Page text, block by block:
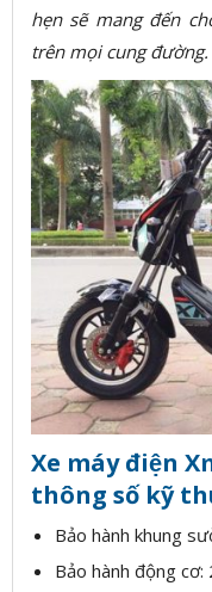
hẹn sẽ mang đến
trên mọi cung đường.
Xe máy điện
thông số kỹ
Bảo hành khung
Bảo hành động cơ: